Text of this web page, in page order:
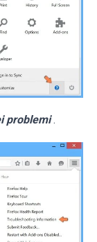
problemi .